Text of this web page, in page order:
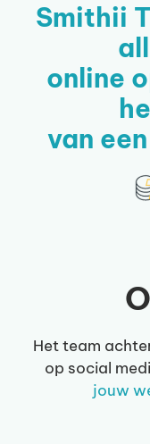
Smithii
online
van
Het team
op social
jouw